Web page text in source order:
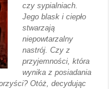
czy sypialniach.
Jego blask i ciepło
stwarzają
niepowtarzalny
nastrój. Czy z
przyjemności, która
wynika z posiadania
Otóż, decydując